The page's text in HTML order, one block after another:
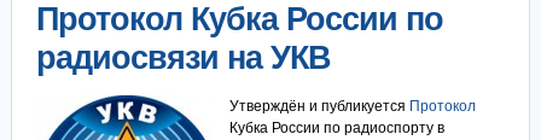
Протокол Кубка России по
радиосвязи на УКВ
Утверждён и публикуется Протокол
Кубка России по радиоспорту в